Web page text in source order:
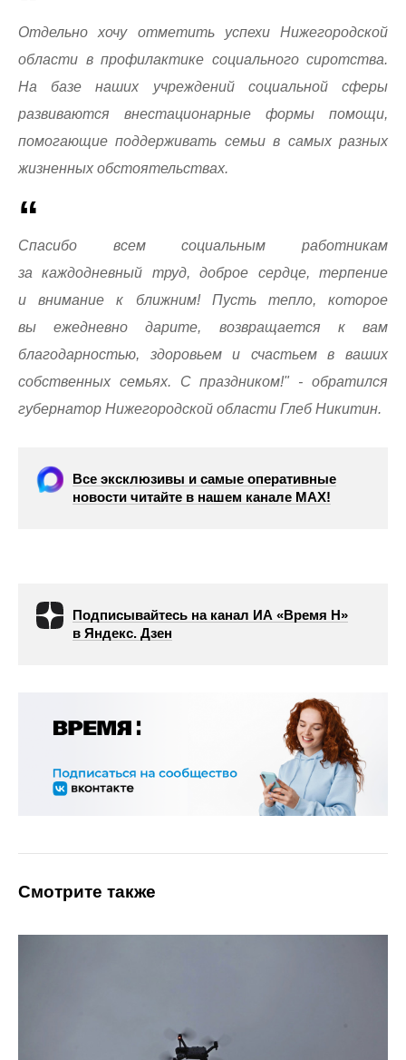
Отдельно хочу отметить успехи Нижегородской
области в профилактике социального сиротства.
На базе наших учреждений социальной сферы
развиваются внестационарные формы помощи,
помогающие поддерживать семьи в самых разных
жизненных обстоятельствах.
Спасибо всем социальным работникам
за каждодневный труд, доброе сердце, терпение
и внимание к ближним! Пусть тепло, которое
вы ежедневно дарите, возвращается к вам
благодарностью, здоровьем и счастьем в ваших
собственных семьях. С праздником!" - обратился
губернатор Нижегородской области Глеб Никитин.
Все эксклюзивы и самые оперативные
новости читайте в нашем канале МАХ!
Подписывайтесь на канал ИА «Время Н»
в Яндекс. Дзен
Смотрите также